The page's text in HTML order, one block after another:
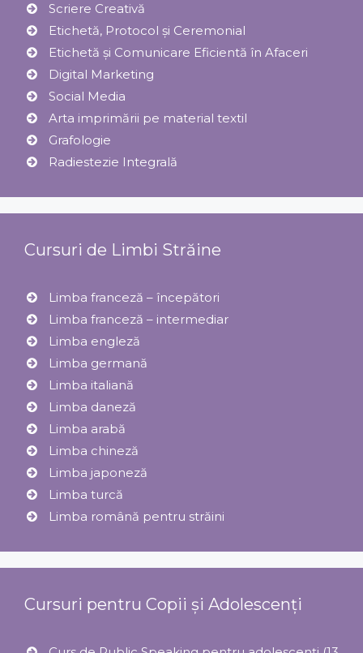
Scriere Creativă
Etichetă, Protocol şi Ceremonial
Etichetă și Comunicare Eficientă în Afaceri
Digital Marketing
Social Media
Arta imprimării pe material textil
Grafologie
Radiestezie Integrală
Cursuri de Limbi Străine
Limba franceză – începători
Limba franceză – intermediar
Limba engleză
Limba germană
Limba italiană
Limba daneză
Limba arabă
Limba chineză
Limba japoneză
Limba turcă
Limba română pentru străini
Cursuri pentru Copii și Adolescenți